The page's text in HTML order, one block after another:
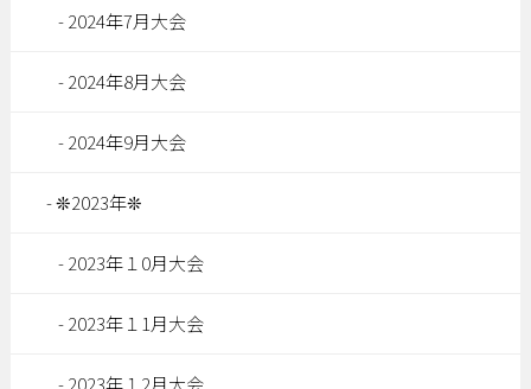
2024年7月大会
2024年8月大会
2024年9月大会
❊2023年❊
2023年１0月大会
2023年１1月大会
2023年１2月大会